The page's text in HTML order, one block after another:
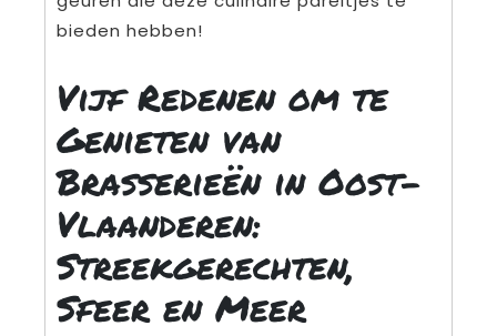
bieden hebben!
Vijf Redenen om te
Genieten van
Brasserieën in Oost-
Vlaanderen:
Streekgerechten,
Sfeer en Meer